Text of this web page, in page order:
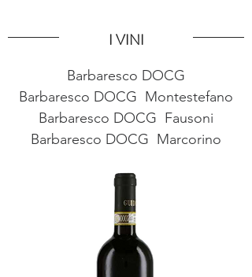
I VINI
Barbaresco DOCG
Barbaresco DOCG  Montestefano
Barbaresco DOCG  Fausoni
Barbaresco DOCG  Marcorino